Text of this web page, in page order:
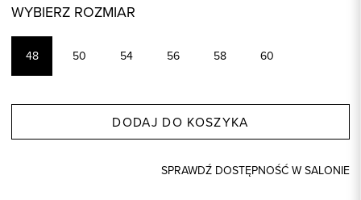
WYBIERZ ROZMIAR
48 50 54 56 58 60
DODAJ DO KOSZYKA
SPRAWDŹ DOSTĘPNOŚĆ W SALONIE